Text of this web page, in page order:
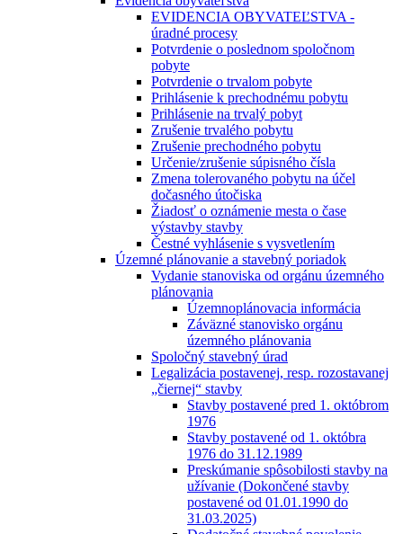
EVIDENCIA OBYVATEĽSTVA -
úradné procesy
Potvrdenie o poslednom spoločnom
pobyte
Potvrdenie o trvalom pobyte
Prihlásenie k prechodnému pobytu
Prihlásenie na trvalý pobyt
Zrušenie trvalého pobytu
Zrušenie prechodného pobytu
Určenie/zrušenie súpisného čísla
Zmena tolerovaného pobytu na účel
dočasného útočiska
Žiadosť o oznámenie mesta o čase
výstavby stavby
Čestné vyhlásenie s vysvetlením
Územné plánovanie a stavebný poriadok
Vydanie stanoviska od orgánu územného
plánovania
Územnoplánovacia informácia
Záväzné stanovisko orgánu
územného plánovania
Spoločný stavebný úrad
Legalizácia postavenej, resp. rozostavanej
„čiernej“ stavby
Stavby postavené pred 1. októbrom
1976
Stavby postavené od 1. októbra
1976 do 31.12.1989
Preskúmanie spôsobilosti stavby na
užívanie (Dokončené stavby
postavené od 01.01.1990 do
31.03.2025)